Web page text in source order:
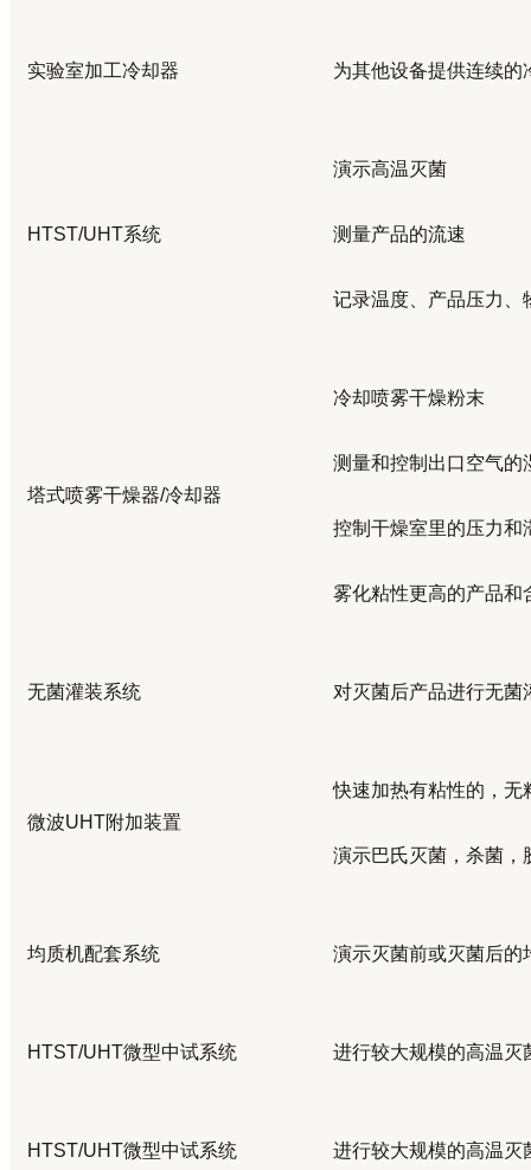
实验室加工冷却器 为其他设备提供连续的
HTST/UHT系统
演示高温灭菌
测量产品的流速
记录温度、产品压力、
塔式喷雾干燥器/冷却器
冷却喷雾干燥粉末
测量和控制出口空气的
控制干燥室里的压力和
雾化粘性更高的产品和
无菌灌装系统 对灭菌后产品进行无菌
微波UHT附加装置
快速加热有粘性的，无
演示巴氏灭菌，杀菌，
均质机配套系统 演示灭菌前或灭菌后的
HTST/UHT微型中试系统 进行较大规模的高温灭
HTST/UHT微型中试系统 进行较大规模的高温灭